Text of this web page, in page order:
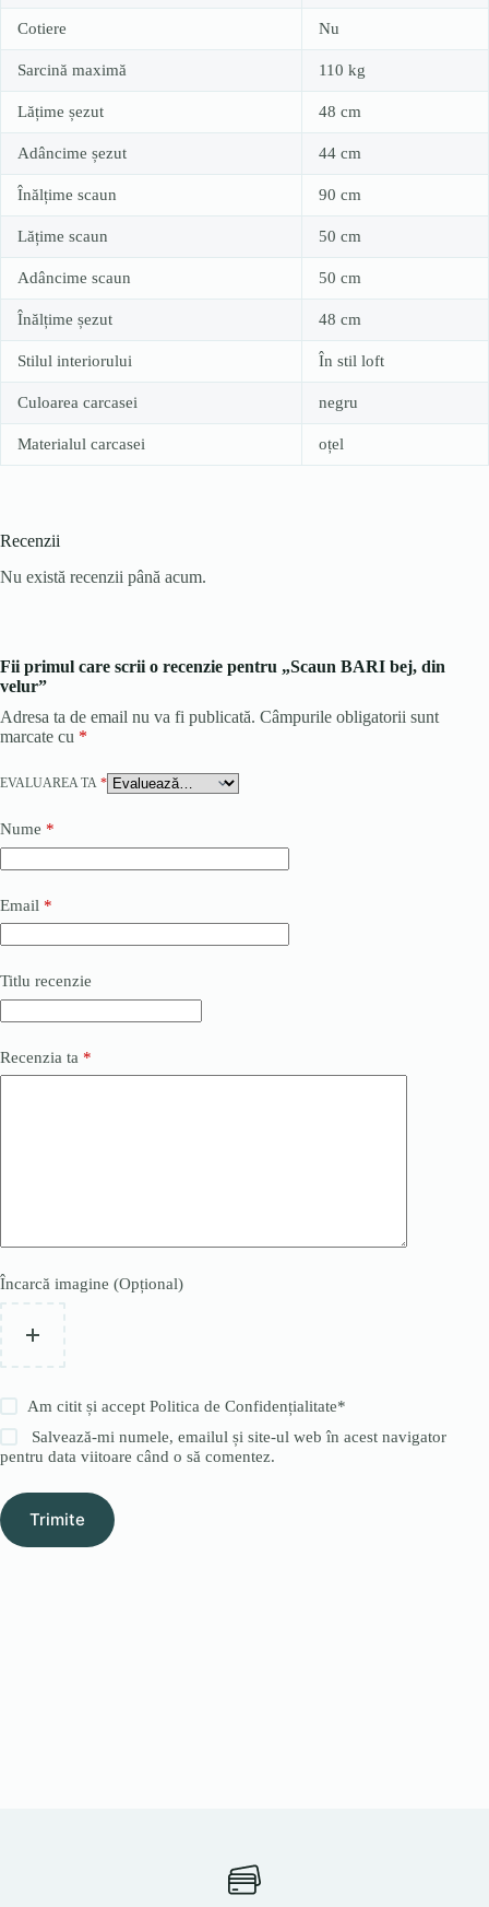
Cotiere Nu
Sarcină maximă 110 kg
Lățime șezut 48 cm
Adâncime șezut 44 cm
Înălțime scaun 90 cm
Lățime scaun 50 cm
Adâncime scaun 50 cm
Înălțime șezut 48 cm
Stilul interiorului În stil loft
Culoarea carcasei negru
Materialul carcasei oțel
Recenzii
Nu există recenzii până acum.
Fii primul care scrii o recenzie pentru „Scaun BARI bej, din
velur”
Adresa ta de email nu va fi publicată. Câmpurile obligatorii sunt
marcate cu *
EVALUAREA TA *
Nume *
Email *
Titlu recenzie
Recenzia ta *
Încarcă imagine (Opțional)
Am citit și acceptPolitica de Confidențialitate*
Salvează-mi numele, emailul și site-ul web în acest navigator
pentru data viitoare când o să comentez.
Trimite